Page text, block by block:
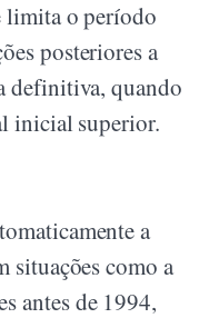
limita o período
posteriores a
definitiva, quando
inicial superior.
a
situações como a
antes de 1994,